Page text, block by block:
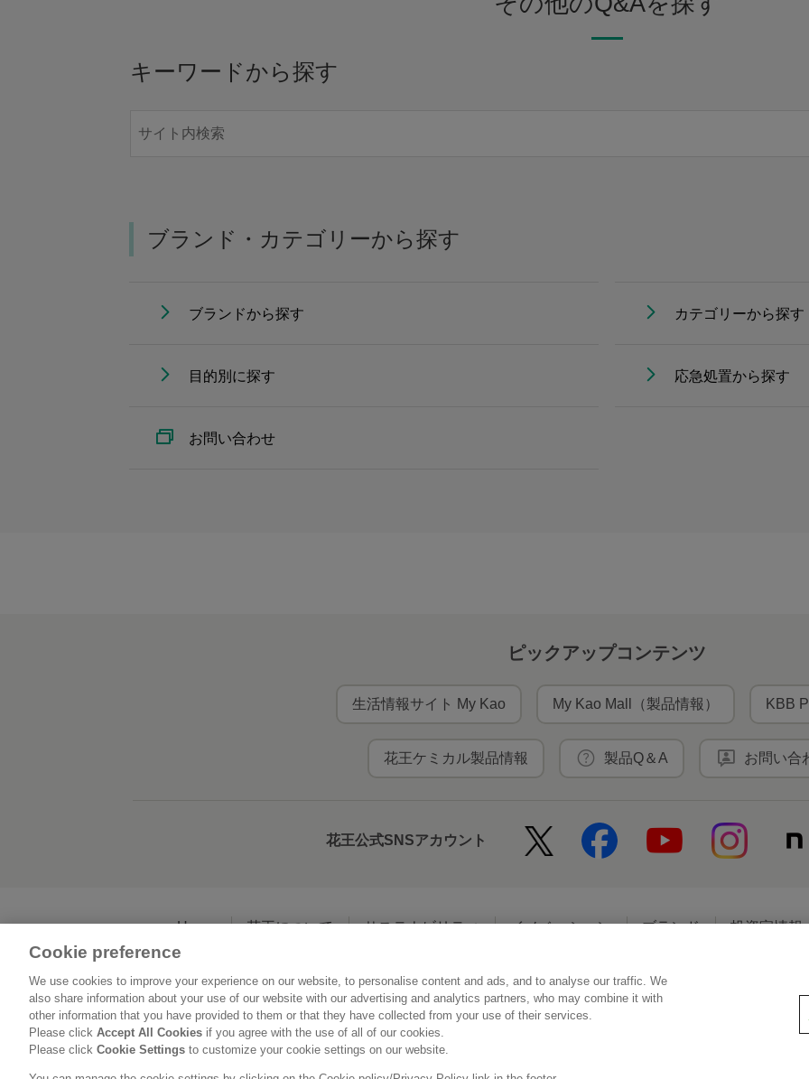
キーワードから探す
ブランド・カテゴリーから探す
ブランドから探す カテゴリーから探す
目的別に探す 応急処置から探す
お問い合わせ
ピックアップコンテンツ
生活情報サイト My Kao My Kao Mall（製品情報） KBB
花王ケミカル製品情報 製品Q＆A お問い合
花王公式SNSアカウント
Home 花王について サステナビリティ イノベーション ブランド 投資家情報
利用規約 花王のアクセシビリティ 個人情報保護方針 利用者情報の外部送信
Cookie preference
We use cookies to improve your experience on our website, to personalise content and ads, and to analyse our traffic. We
also share information about your use of our website with our advertising and analytics partners, who may combine it with
other information that you have provided to them or that they have collected from your use of their services.
Please click Accept All Cookies if you agree with the use of all of our cookies.
Please click Cookie Settings to customize your cookie settings on our website.